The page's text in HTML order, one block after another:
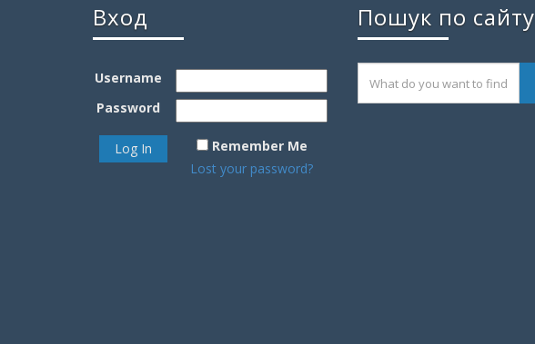
Вход
Username
Password
Remember Me
Lost your password?
Пошук по сайту